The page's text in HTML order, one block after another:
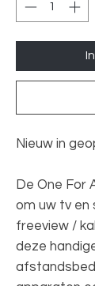
Nieuw in
De One For
om uw tv
freeview /
deze